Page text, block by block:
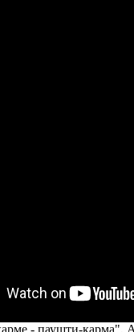
- паушти-карма",